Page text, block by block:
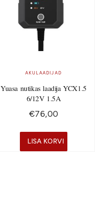
AKULAADIJAD
Yuasa nutikas laadija YCX1.5
6/12V 1.5A
€76,00
LISA KORVI